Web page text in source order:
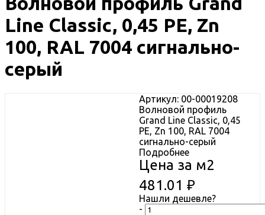
Line Classic, 0,45 PE, Zn
100, RAL 7004 сигнально-
серый
Артикул: 00-00019208
Волновой профиль
Grand Line Classic, 0,45
PE, Zn 100, RAL 7004
сигнально-серый
Подробнее
Цена за м2
481.01 ₽
Нашли дешевле?
-